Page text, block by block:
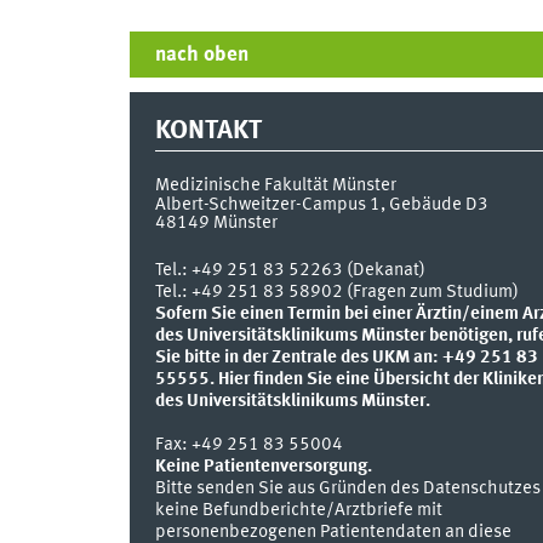
nach oben
KONTAKT
Medizinische Fakultät Münster
Albert-Schweitzer-Campus 1, Gebäude D3
48149 Münster
Tel.: +49 251 83 52263 (Dekanat)
Tel.: +49 251 83 58902 (Fragen zum Studium)
Sofern Sie einen Termin bei einer Ärztin/einem
des Universitätsklinikums Münster benötigen,
Sie bitte in der Zentrale des UKM an: +49 251 83
55555. Hier finden Sie eine Übersicht der
des Universitätsklinikums Münster.
Fax: +49 251 83 55004
Keine Patientenversorgung.
Bitte senden Sie aus Gründen des Datenschutzes
keine Befundberichte/Arztbriefe mit
personenbezogenen Patientendaten an diese